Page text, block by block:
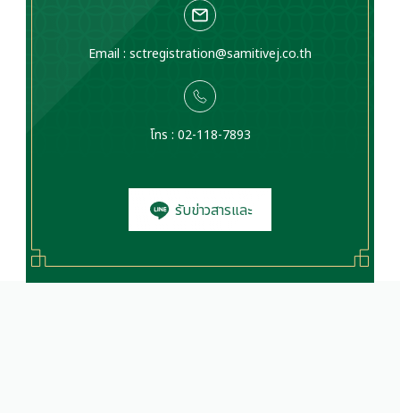
Email : sctregistration@samitivej.co.th
โทร : 02-118-7893
รับข่าวสารและ